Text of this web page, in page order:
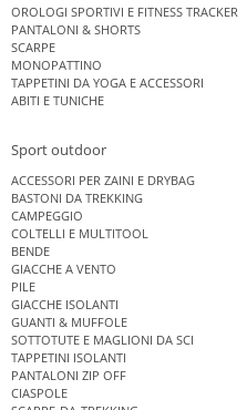
OROLOGI SPORTIVI E FITNESS TRACKER
PANTALONI & SHORTS
SCARPE
MONOPATTINO
TAPPETINI DA YOGA E ACCESSORI
ABITI E TUNICHE
Sport outdoor
ACCESSORI PER ZAINI E DRYBAG
BASTONI DA TREKKING
CAMPEGGIO
COLTELLI E MULTITOOL
BENDE
GIACCHE A VENTO
PILE
GIACCHE ISOLANTI
GUANTI & MUFFOLE
SOTTOTUTE E MAGLIONI DA SCI
TAPPETINI ISOLANTI
PANTALONI ZIP OFF
CIASPOLE